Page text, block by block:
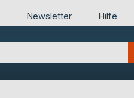
Newsletter Hilfe